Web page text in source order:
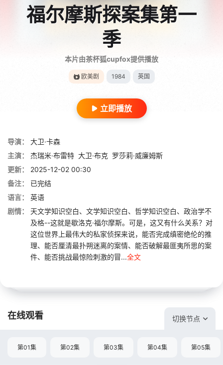
福尔摩斯探案集第一
季
本片由茶杯狐cupfox提供播放
欧美剧 1984 英国
立即播放
导演：
大卫·卡森
主演：
杰瑞米·布雷特 大卫·布克 罗莎莉·威廉姆斯
更新：
2025-12-02 00:30
备注：
已完结
语言：
英语
剧情：
天文学知识空白、文学知识空白、哲学知识空白、政治学不
及格--这就是歇洛克·福尔摩斯。可是，这又有什么关系？对
这位世界上最伟大的私家侦探来说，能否完成缜密绝伦的推
理、能否厘清最扑朔迷离的案情、能否破解最匪夷所思的案
件、能否挑战最惊险刺激的冒...全文
在线观看 切换节点
第01集 第02集 第03集 第04集 第05集